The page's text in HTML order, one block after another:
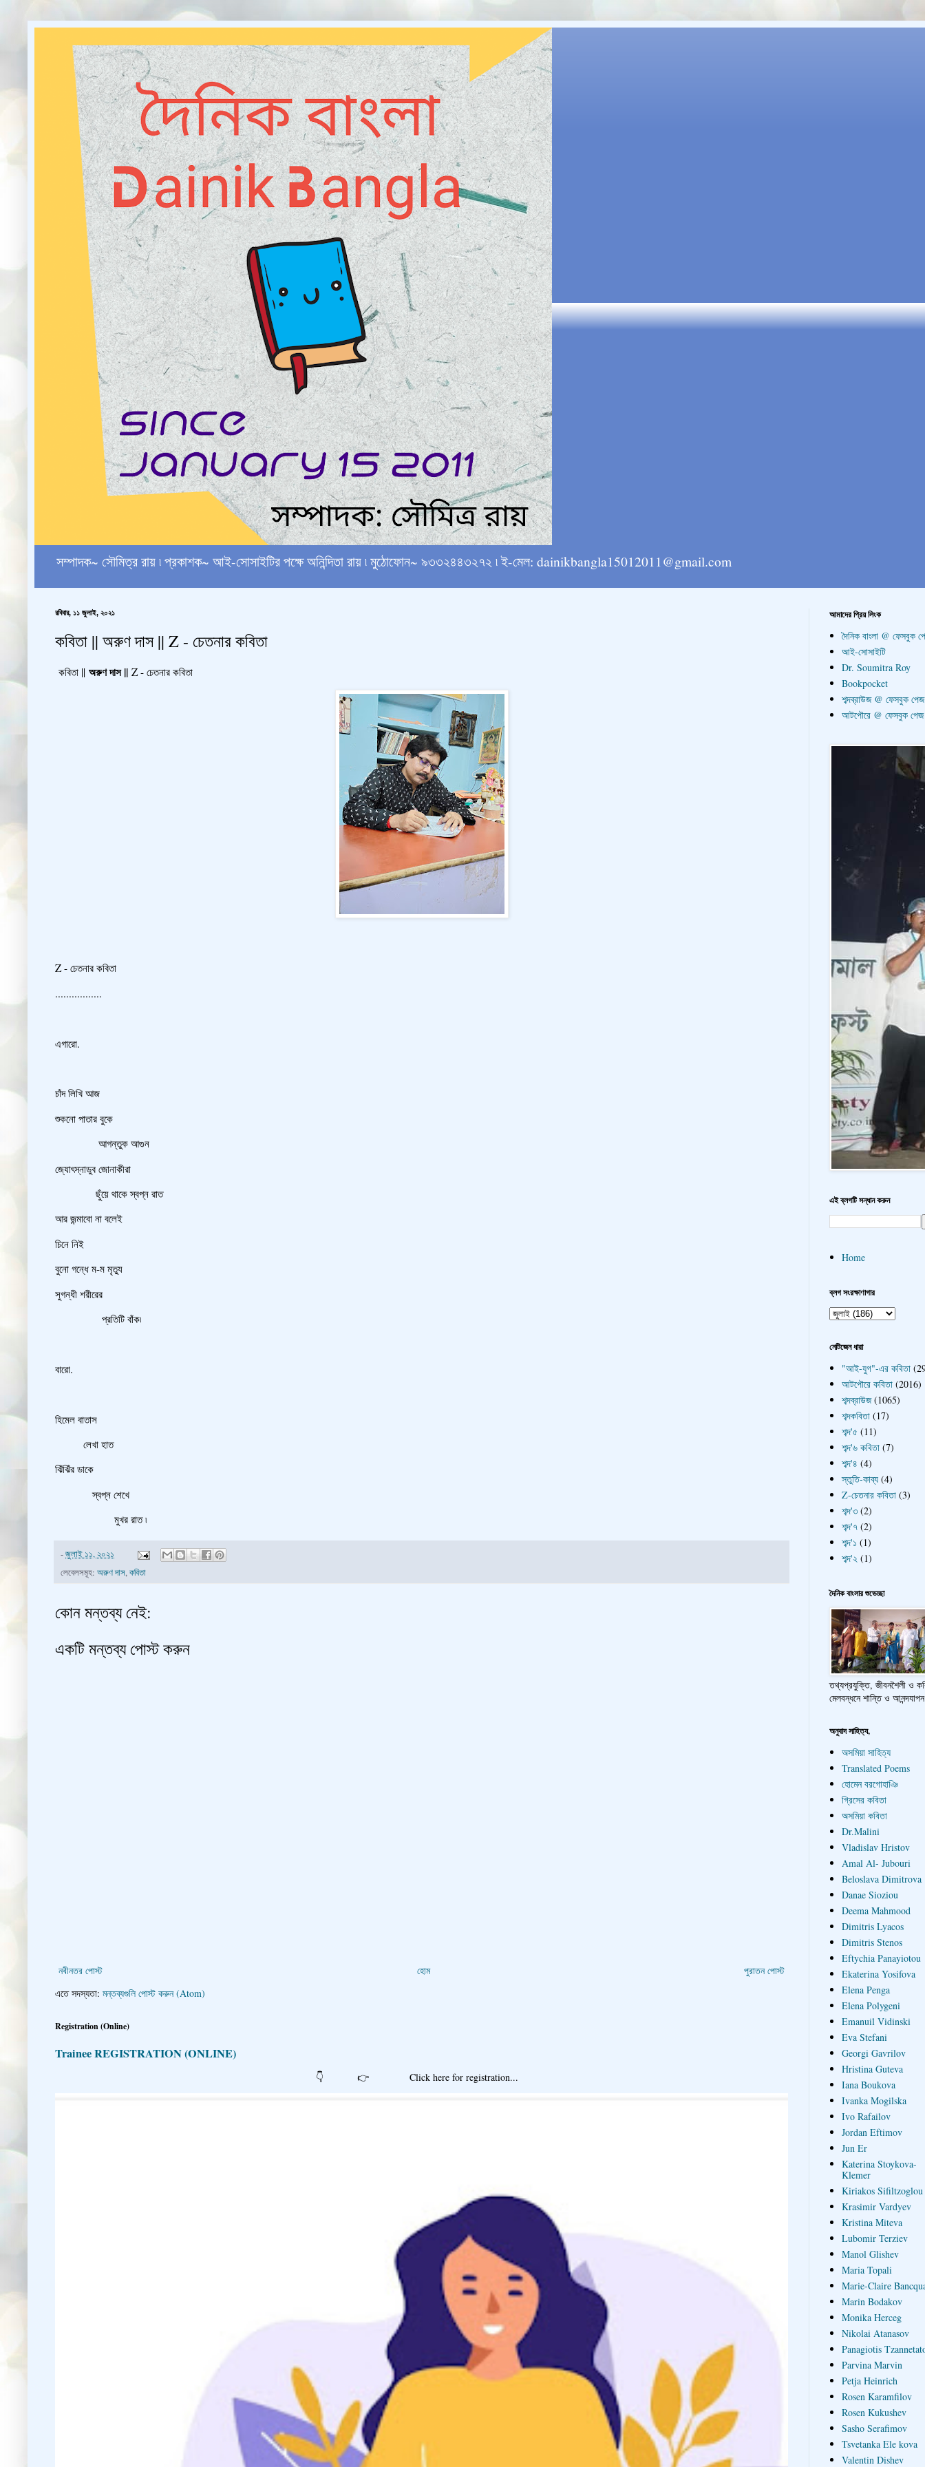
সম্পাদক~ সৌমিত্র রায় ৷ প্রকাশক~ আই-সোসাইটির পক্ষে অনিন্দিতা রায় ৷ মুঠোফোন~ ৯৩৩২৪৪৩২৭২ ৷ ই-মেল: dainikbangla15012011@gmail.com
রবিবার, ১১ জুলাই, ২০২১
কবিতা || অরুণ দাস || Z - চেতনার কবিতা
কবিতা || অরুণ দাস || Z - চেতনার কবিতা
Z - চেতনার কবিতা
.................
এগারো.
চাঁদ লিখি আজ
শুকনো পাতার বুকে
আগন্তুক আগুন
জ্যোৎস্নাডুব জোনাকীরা
ছুঁয়ে থাকে স্বপ্ন রাত
আর জন্মাবো না বলেই
চিনে নিই
বুনো গন্ধে ম-ম মৃত্যু
সুগন্ধী শরীরের
প্রতিটি বাঁক৷
বারো.
হিমেল বাতাস
লেখা হাত
ঝিঁঝিঁর ডাকে
স্বপ্ন শেখে
মুখর রাত ৷
-জুলাই ১১, ২০২১
লেবেলসমূহ: অরুণ দাস,কবিতা
কোন মন্তব্য নেই:
একটি মন্তব্য পোস্ট করুন
নবীনতর পোস্ট পুরাতন পোস্ট
হোম
এতে সদস্যতা: মন্তব্যগুলি পোস্ট করুন (Atom)
Registration (Online)
Trainee REGISTRATION (ONLINE)
👇 👉 Click here for registration...
আমাদের প্রিয় লিংক
দৈনিক বাংলা @ ফেসবুক
আই-সোসাইটি
Dr. Soumitra Roy
Bookpocket
শব্দব্রাউজ @ ফেসবুক পেজ
আটপৌরে @ ফেসবুক পেজ
এই ব্লগটি সন্ধান করুন
Home
ব্লগ সংরক্ষাণাগার
নেটিজেন ধারা
"আই-যুগ"-এর কবিতা
আটপৌরে কবিতা (2016)
শব্দব্রাউজ (1065)
শব্দকবিতা (17)
শব্দ'৫ (11)
শব্দ'৬ কবিতা (7)
শব্দ'৪ (4)
স্তুতি-কাব্য (4)
Z-চেতনার কবিতা (3)
শব্দ'৩ (2)
শব্দ'৭ (2)
শব্দ'১ (1)
শব্দ'২ (1)
দৈনিক বাংলার শুভেচ্ছা
তথ্যপ্রযুক্তি, জীবনশৈলী ও
মেলবন্ধনে শান্তি ও আনন্দযাপন
অনুবাদ সাহিত্য,
অসমিয়া সাহিত্য
Translated Poems
হোমেন বরগোহাঞি
গ্রিসের কবিতা
অসমিয়া কবিতা
Dr.Malini
Vladislav Hristov
Amal Al- Jubouri
Beloslava Dimitrova
Danae Sioziou
Deema Mahmood
Dimitris Lyacos
Dimitris Stenos
Eftychia Panayiotou
Ekaterina Yosifova
Elena Penga
Elena Polygeni
Emanuil Vidinski
Eva Stefani
Georgi Gavrilov
Hristina Guteva
Iana Boukova
Ivanka Mogilska
Ivo Rafailov
Jordan Eftimov
Jun Er
Katerina Stoykova-
Klemer
Kiriakos Sifiltzoglou
Krasimir Vardyev
Kristina Miteva
Lubomir Terziev
Manol Glishev
Maria Topali
Marie-Claire
Marin Bodakov
Monika Herceg
Nikolai Atanasov
Panagiotis
Parvina Marvin
Petja Heinrich
Rosen Karamfilov
Rosen Kukushev
Sasho Serafimov
Tsvetanka Ele kova
Valentin Dishev